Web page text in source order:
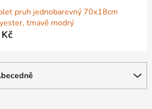
pruh jednobarevný 70x18cm
tmavě modrý